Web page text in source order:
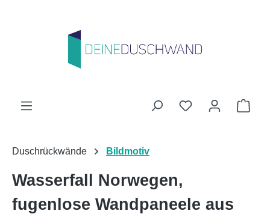
Du hast 0
Duschrückwände Bildmotiv
Wasserfall Norwegen,
fugenlose Wandpaneele aus